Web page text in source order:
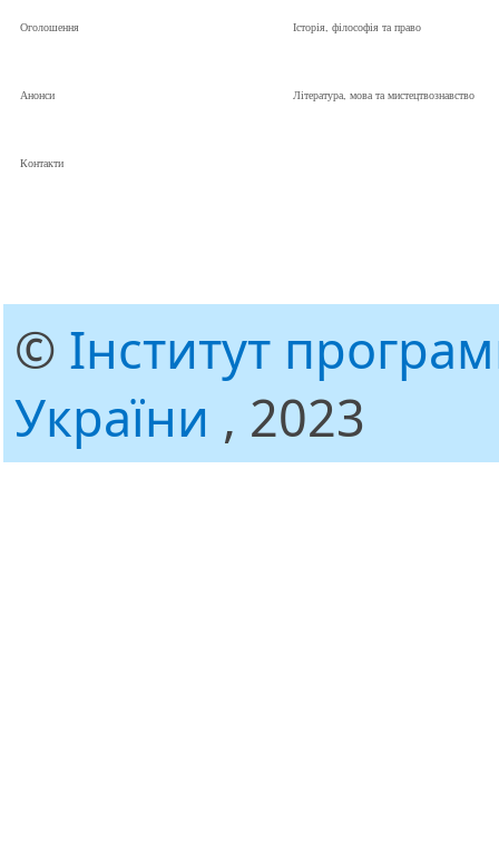
Оголошення
Анонси
Контакти
Історія, філософія та право
Література, мова та мистецтвознавство
© Інститут
України , 2023